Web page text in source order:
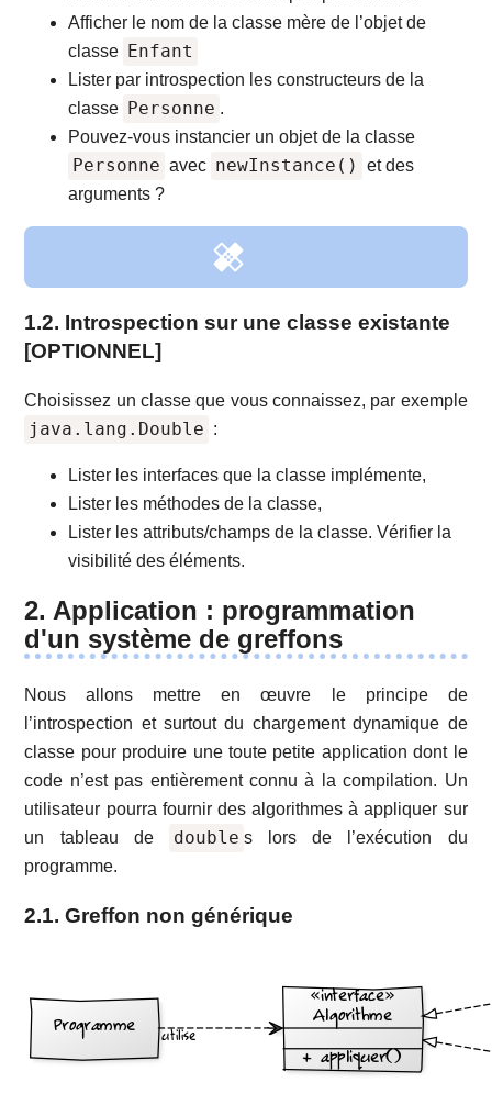
Afficher le nom de la classe mère de l’objet de
classe Enfant
Lister par introspection les constructeurs de la
classe Personne .
Pouvez-vous instancier un objet de la classe
Personne avec newInstance()
et des
arguments ?
1.2. Introspection sur une classe existante
[OPTIONNEL]
Choisissez un classe que vous connaissez, par exemple
java.lang.Double :
Lister les interfaces que la classe implémente,
Lister les méthodes de la classe,
Lister les attributs/champs de la classe. Vérifier la
visibilité des éléments.
2. Application : programmation
d'un système de greffons
Nous allons mettre en œuvre le principe de
l’introspection et surtout du chargement dynamique de
classe pour produire une toute petite application dont le
code n’est pas entièrement connu à la compilation. Un
utilisateur pourra fournir des algorithmes à appliquer sur
un tableau de
double s lors de l’exécution du
programme.
2.1. Greffon non générique